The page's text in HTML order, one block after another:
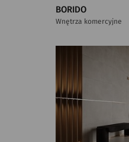
BORIDO
Wnętrza komercyjne